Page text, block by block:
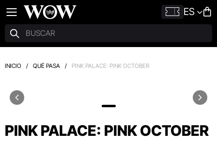
ES
INICIO / QUÉ PASA / PINK PALACE: PINK OCTOBER
PINK PALACE: PINK OCTOBER